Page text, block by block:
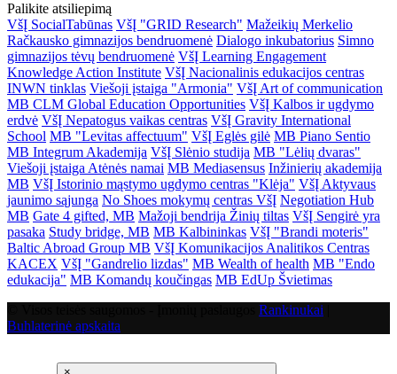
Palikite atsiliepimą
VšĮ SocialTabūnas VšĮ "GRID Research" Mažeikių Merkelio
Račkausko gimnazijos bendruomenė Dialogo inkubatorius Simno
gimnazijos tėvų bendruomenė VšĮ Learning Engagement
Knowledge Action Institute VšĮ Nacionalinis edukacijos centras
INWN tinklas Viešoji įstaiga "Armonia" VšĮ Art of communication
MB CLM Global Education Opportunities VšĮ Kalbos ir ugdymo
erdvė VšĮ Nepatogus vaikas centras VšĮ Gravity International
School MB "Levitas affectuum" VšĮ Eglės gilė MB Piano Sentio
MB Integrum Akademija VšĮ Slėnio studija MB "Lėlių dvaras"
Viešoji įstaiga Atėnės namai MB Mediasensus Inžinierių akademija
MB VšĮ Istorinio mąstymo ugdymo centras "Klėja" VšĮ Aktyvaus
jaunimo sąjunga No Shoes mokymų centras VšĮ Negotiation Hub
MB Gate 4 gifted, MB Mažoji bendrija Žinių tiltas VšĮ Sengirė yra
pasaka Study bridge, MB MB Kalbininkas VšĮ "Brandi moteris"
Baltic Abroad Group MB VšĮ Komunikacijos Analitikos Centras
KACEX VšĮ "Gandrelio lizdas" MB Wealth of health MB "Endo
edukacija" MB Komandų koučingas MB EdUp Švietimas
Rankinukai
Buhlaterinė apskaita